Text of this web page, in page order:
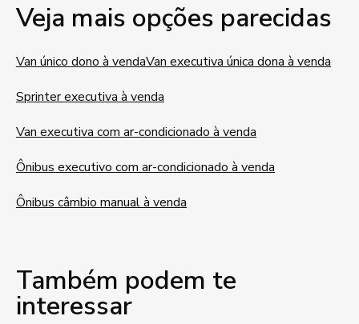
Veja mais opções parecidas
Van único dono à vendaVan executiva única dona à venda
Sprinter executiva à venda
Van executiva com ar-condicionado à venda
Ônibus executivo com ar-condicionado à venda
Ônibus câmbio manual à venda
Também podem te
interessar